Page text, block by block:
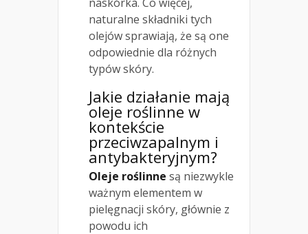
naturalne składniki tych
olejów sprawiają, że są one
odpowiednie dla różnych
typów skóry.
Jakie działanie mają
oleje roślinne w
kontekście
przeciwzapalnym i
antybakteryjnym?
Oleje roślinne są niezwykle
ważnym elementem w
pielęgnacji skóry, głównie z
powodu ich